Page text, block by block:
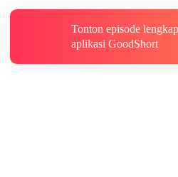
Tonton episode
aplikasi GoodShort